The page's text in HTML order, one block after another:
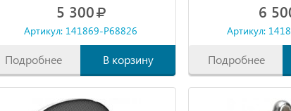
5 300
Артикул: 141869-P68826
Подробнее В корзину
6
Артикул:
Подробнее